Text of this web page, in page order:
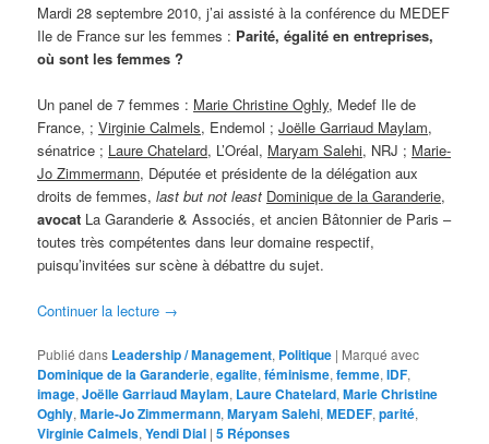
Mardi 28 septembre 2010, j’ai assisté à la conférence du MEDEF
Ile de France sur les femmes : Parité, égalité en entreprises,
où sont les femmes ?
Un panel de 7 femmes : Marie Christine Oghly, Medef Ile de
France, ;Virginie Calmels, Endemol ;Joëlle Garriaud Maylam,
sénatrice ; Laure Chatelard, L’Oréal, Maryam Salehi, NRJ ; Marie-
Jo Zimmermann, Députée et présidente de la délégation aux
droits de femmes,last but not least Dominique de la Garanderie,
avocat La Garanderie & Associés, et ancien Bâtonnier de Paris –
toutes très compétentes dans leur domaine respectif,
puisqu’invitées sur scène à débattre du sujet.
Continuer la lecture →
Publié dans Leadership / Management, Politique | Marqué avec
Dominique de la Garanderie,egalite,féminisme,femme,IDF,
image,Joëlle Garriaud Maylam, Laure Chatelard,Marie Christine
Oghly,Marie-Jo Zimmermann,Maryam Salehi,MEDEF,parité,
Virginie Calmels,Yendi Dial |5 Réponses